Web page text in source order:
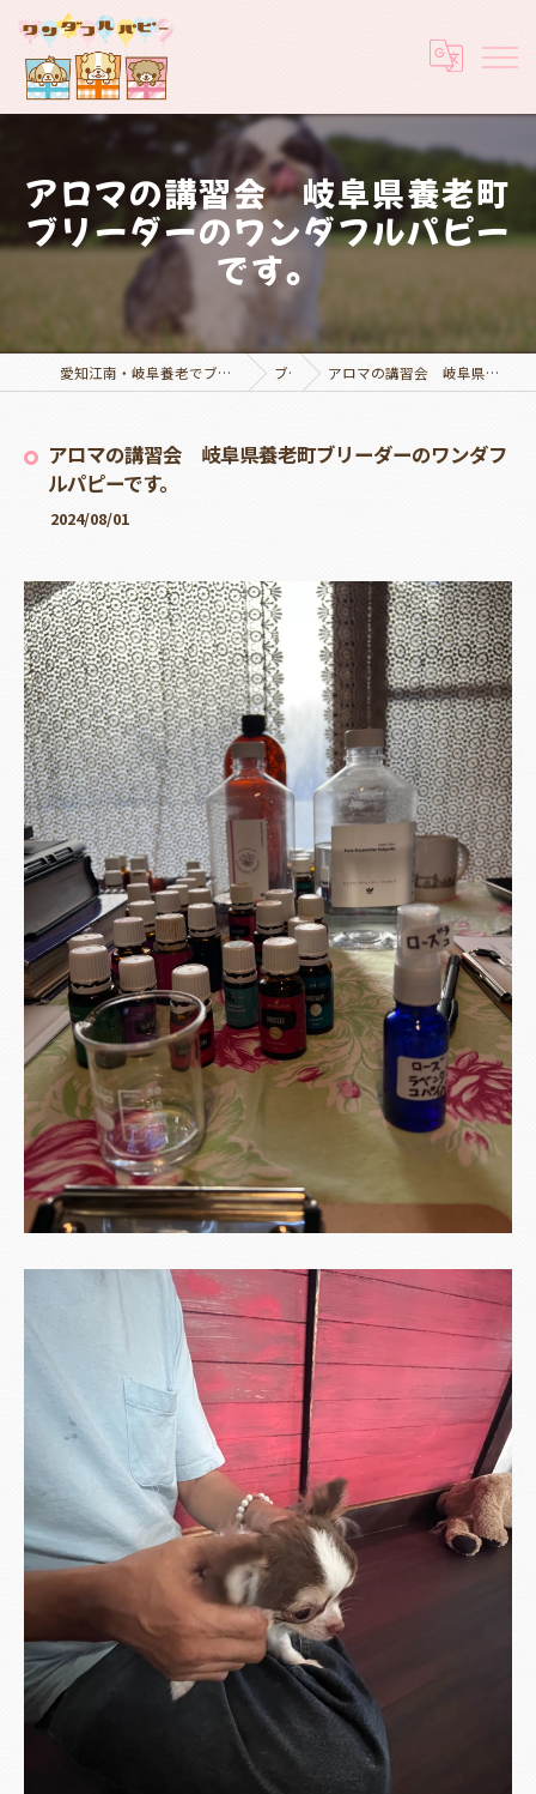
アロマの講習会 岐阜県養老町
ブリーダーのワンダフルパピー
です。
愛知江南・岐阜養老でブリーダーなら実績豊富なワンダフルパピー ブログ アロマの講習会 岐阜県養老町ブリーダーのワンダフルパピーです。
アロマの講習会 岐阜県養老町ブリーダーのワンダフ
ルパピーです。
2024/08/01